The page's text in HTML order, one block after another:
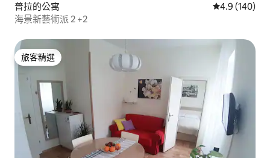
普拉的公寓 從 140 則評
4.9 (140)
海景新藝術派 2 +2
旅客精選
旅客精選